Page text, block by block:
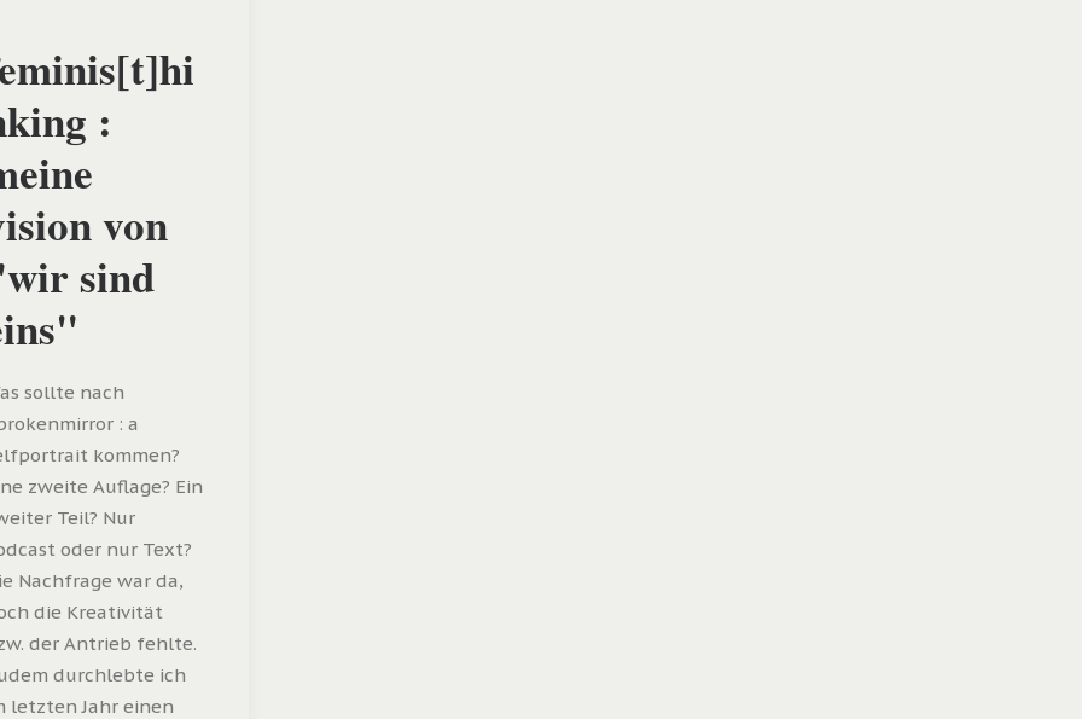
:
von
sind
sollte nach
: a
kommen?
zweite Auflage? Ein
Teil? Nur
oder nur Text?
Nachfrage war da,
die Kreativität
der Antrieb fehlte.
durchlebte ich
letzten Jahr einen